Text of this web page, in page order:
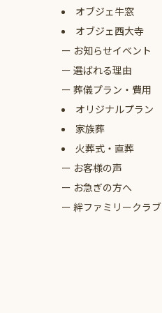
オブジェ牛窓
オブジェ西大寺
お知らせイベント
選ばれる理由
葬儀プラン・費用
オリジナルプラン
家族葬
火葬式・直葬
お客様の声
お急ぎの方へ
絆ファミリークラブ